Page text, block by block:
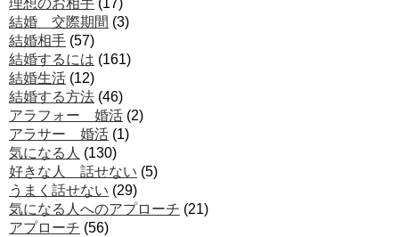
結婚 交際期間 (3)
結婚相手 (57)
結婚するには (161)
結婚生活 (12)
結婚する方法 (46)
アラフォー 婚活 (2)
アラサー 婚活 (1)
気になる人 (130)
好きな人 話せない (5)
うまく話せない (29)
気になる人へのアプローチ (21)
アプローチ (56)